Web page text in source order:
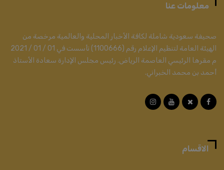
معلومات عنا
صحيفة سعودية شاملة لكافة الأخبار المحلية والعالمية مرخصة من
الهيئة العامة لتنظيم الإعلام رقم (1100666) تأسست في 01 / 01 / 2021
م مقرها الرئيسي العاصمة الرياض. رئيس مجلس الإدارة سعادة الأستاذ
أحمد بن محمد الخبراني.
الاقسام